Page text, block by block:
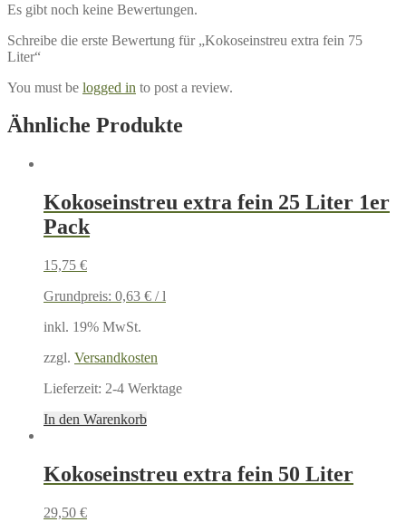
Es gibt noch keine Bewertungen.
Schreibe die erste Bewertung für „Kokoseinstreu extra fein 75
Liter“
You must be logged in to post a review.
Ähnliche Produkte
Kokoseinstreu extra fein 25 Liter 1er
Pack
15,75 €
Grundpreis: 0,63 € /l
inkl. 19% MwSt.
zzgl. Versandkosten
Lieferzeit: 2-4 Werktage
In den Warenkorb
Kokoseinstreu extra fein 50 Liter
29,50 €